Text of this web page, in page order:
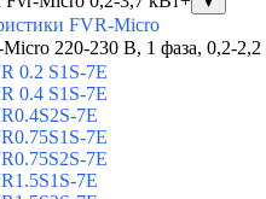
FVR-Micro
220-230 В, 1 фаза, 0,2-2,2
0.2 S1S-7E
0.4 S1S-7E
7E
7E
7E
7E